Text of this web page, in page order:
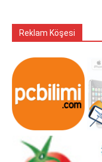
Reklam Köşesi